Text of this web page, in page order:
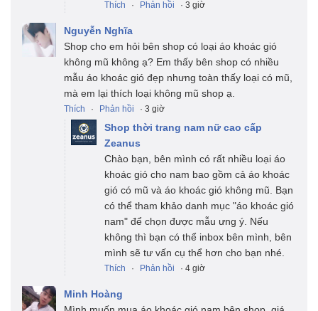
Thích · Phản hồi · 3 giờ
Nguyễn Nghĩa
Shop cho em hỏi bên shop có loại áo khoác gió
không mũ không ạ? Em thấy bên shop có nhiều
mẫu áo khoác gió đẹp nhưng toàn thấy loại có mũ,
mà em lại thích loại không mũ shop ạ.
Thích · Phản hồi · 3 giờ
Shop thời trang nam nữ cao cấp
Zeanus
Chào bạn, bên mình có rất nhiều loại áo
khoác gió cho nam bao gồm cả áo khoác
gió có mũ và áo khoác gió không mũ. Bạn
có thể tham khảo danh mục "áo khoác gió
nam" để chọn được mẫu ưng ý. Nếu
không thì bạn có thể inbox bên mình, bên
mình sẽ tư vấn cụ thể hơn cho bạn nhé.
Thích · Phản hồi · 4 giờ
Minh Hoàng